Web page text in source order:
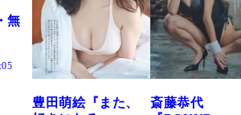
斎藤恭代
咲田ゆな